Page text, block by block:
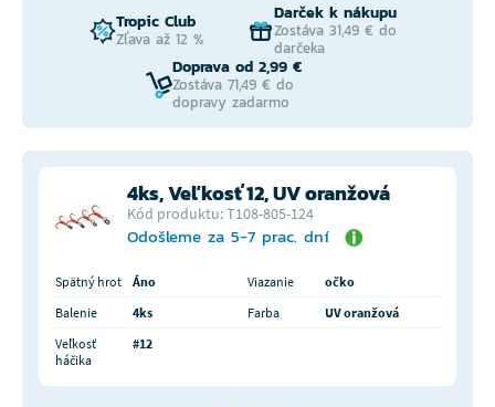
Tropic Club
Zľava až 12 %
Darček k nákupu
Zostáva 31,49 € do
darčeka
Doprava od 2,99 €
Zostáva 71,49 € do
dopravy zadarmo
4ks, Veľkosť 12, UV oranžová
Kód produktu: T108-805-124
Odošleme za 5-7 prac. dní
Spätný hrot Áno Viazanie
očko
Balenie
4ks Farba
UV oranžová
Veľkosť
háčika
#12